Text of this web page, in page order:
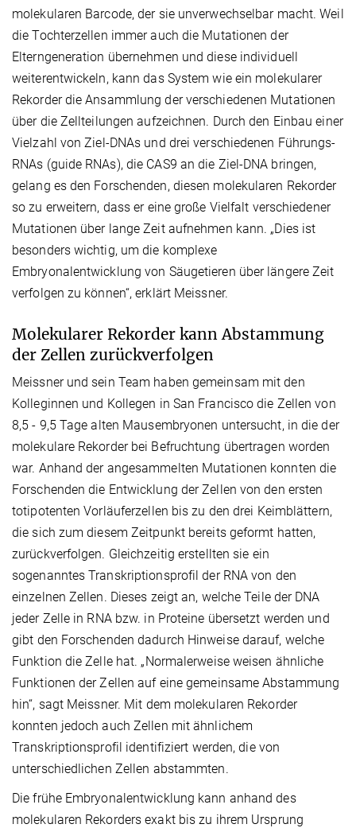
molekularen Barcode, der sie unverwechselbar macht. Weil
die Tochterzellen immer auch die Mutationen der
Elterngeneration übernehmen und diese individuell
weiterentwickeln, kann das System wie ein molekularer
Rekorder die Ansammlung der verschiedenen Mutationen
über die Zellteilungen aufzeichnen. Durch den Einbau einer
Vielzahl von Ziel-DNAs und drei verschiedenen Führungs-
RNAs (guide RNAs), die CAS9 an die Ziel-DNA bringen,
gelang es den Forschenden, diesen molekularen Rekorder
so zu erweitern, dass er eine große Vielfalt verschiedener
Mutationen über lange Zeit aufnehmen kann. „Dies ist
besonders wichtig, um die komplexe
Embryonalentwicklung von Säugetieren über längere Zeit
verfolgen zu können“, erklärt Meissner.
Molekularer Rekorder kann Abstammung
der Zellen zurückverfolgen
Meissner und sein Team haben gemeinsam mit den
Kolleginnen und Kollegen in San Francisco die Zellen von
8,5 - 9,5 Tage alten Mausembryonen untersucht, in die der
molekulare Rekorder bei Befruchtung übertragen worden
war. Anhand der angesammelten Mutationen konnten die
Forschenden die Entwicklung der Zellen von den ersten
totipotenten Vorläuferzellen bis zu den drei Keimblättern,
die sich zum diesem Zeitpunkt bereits geformt hatten,
zurückverfolgen. Gleichzeitig erstellten sie ein
sogenanntes Transkriptionsprofil der RNA von den
einzelnen Zellen. Dieses zeigt an, welche Teile der DNA
jeder Zelle in RNA bzw. in Proteine übersetzt werden und
gibt den Forschenden dadurch Hinweise darauf, welche
Funktion die Zelle hat. „Normalerweise weisen ähnliche
Funktionen der Zellen auf eine gemeinsame Abstammung
hin“, sagt Meissner. Mit dem molekularen Rekorder
konnten jedoch auch Zellen mit ähnlichem
Transkriptionsprofil identifiziert werden, die von
unterschiedlichen Zellen abstammten.
Die frühe Embryonalentwicklung kann anhand des
molekularen Rekorders exakt bis zu ihrem Ursprung